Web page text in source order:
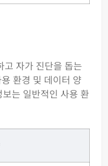
고 자가 진단을 돕는
환경 및 데이터 양
는 일반적인 사용 환